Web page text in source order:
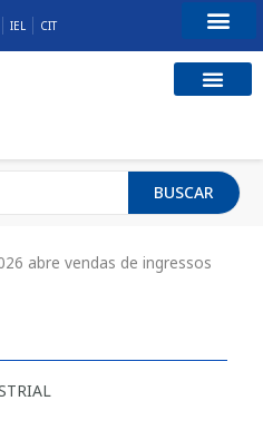
IEL CIT
BUSCAR
abre vendas de ingressos